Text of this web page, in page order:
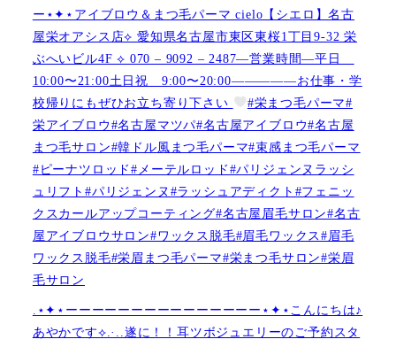
ー⋆✦⋆アイブロウ＆まつ毛パーマ cielo【シエロ】名古
屋栄オアシス店︎︎⟡ 愛知県名古屋市東区東桜1丁目9-32 栄
ぶへいビル4F ︎︎⟡ 070 – 9092 – 2487—営業時間—平日
10:00〜21:00土日祝 9:00〜20:00—————お仕事・学
校帰りにもぜひお立ち寄り下さい
#栄まつ毛パーマ#
栄アイブロウ#名古屋マツパ#名古屋アイブロウ#名古屋
まつ毛サロン#韓ドル風まつ毛パーマ#束感まつ毛パーマ
#ピーナツロッド#メーテルロッド#パリジェンヌラッシ
ュリフト#パリジェンヌ#ラッシュアディクト#フェニッ
クスカールアップコーティング#名古屋眉毛サロン#名古
屋アイブロウサロン#ワックス脱毛#眉毛ワックス#眉毛
ワックス脱毛#栄眉まつ毛パーマ#栄まつ毛サロン#栄眉
毛サロン
.⋆✦⋆ーーーーーーーーーーーーーーー⋆✦⋆こんにちは♪
あやかです︎⟡.·..遂に！！耳ツボジュエリーのご予約スタ